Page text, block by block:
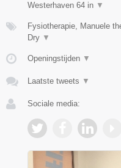
Westerhaven 64 in ▼
Fysiotherapie, Manuele
Dry ▼
Openingstijden ▼
Laatste tweets ▼
Sociale media: